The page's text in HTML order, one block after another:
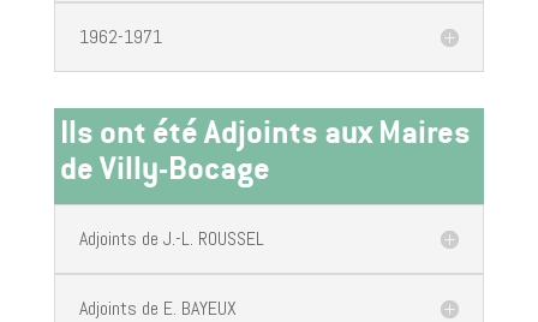
1962-1971
Ils ont été Adjoints aux Maires
de Villy-Bocage
Adjoints de J.-L. ROUSSEL
Adjoints de E. BAYEUX